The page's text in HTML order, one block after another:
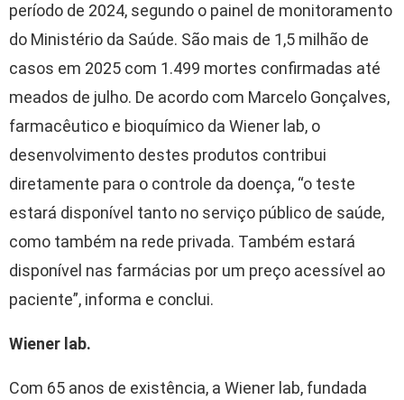
período de 2024, segundo o painel de monitoramento
do Ministério da Saúde. São mais de 1,5 milhão de
casos em 2025 com 1.499 mortes confirmadas até
meados de julho. De acordo com Marcelo Gonçalves,
farmacêutico e bioquímico da Wiener lab, o
desenvolvimento destes produtos contribui
diretamente para o controle da doença, “o teste
estará disponível tanto no serviço público de saúde,
como também na rede privada. Também estará
disponível nas farmácias por um preço acessível ao
paciente”, informa e conclui.
Wiener lab.
Com 65 anos de existência, a Wiener lab, fundada